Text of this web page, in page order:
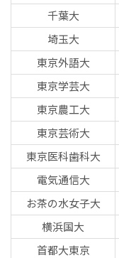
千葉大
埼玉大
東京外語大
東京学芸大
東京農工大
東京芸術大
東京医科歯科大
電気通信大
お茶の水女子大
横浜国大
首都大東京